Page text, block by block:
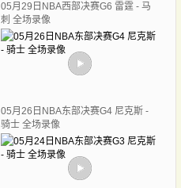
05月29日NBA西部决赛G6 雷霆 - 马
刺 全场录像
05月26日NBA东部决赛G4 尼克斯 -
骑士 全场录像